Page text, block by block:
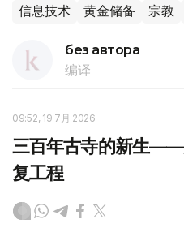
信息技术 黄金储备 宗教
без автора
编译
09:52, 19 7月 2026
三百年古寺的新生——
复工程